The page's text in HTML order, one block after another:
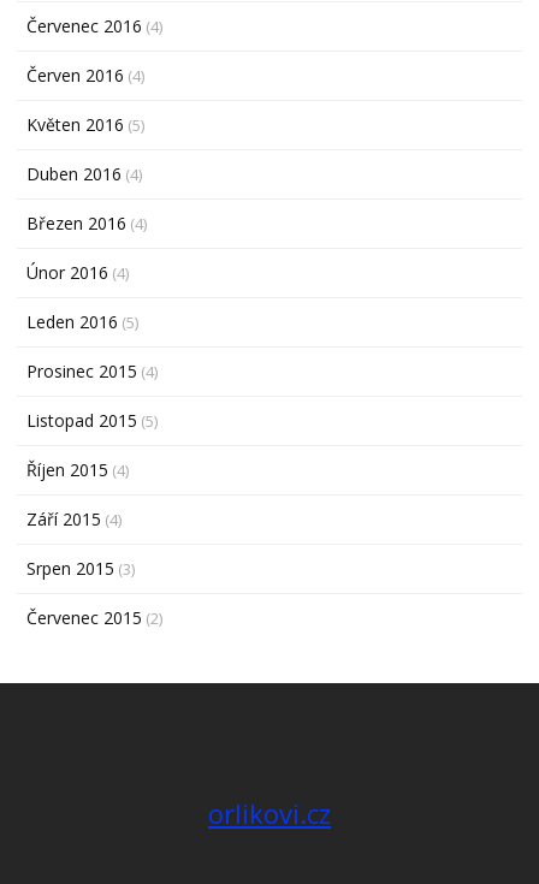
Červenec 2016 (4)
Červen 2016 (4)
Květen 2016 (5)
Duben 2016 (4)
Březen 2016 (4)
Únor 2016 (4)
Leden 2016 (5)
Prosinec 2015 (4)
Listopad 2015 (5)
Říjen 2015 (4)
Září 2015 (4)
Srpen 2015 (3)
Červenec 2015 (2)
orlikovi.cz